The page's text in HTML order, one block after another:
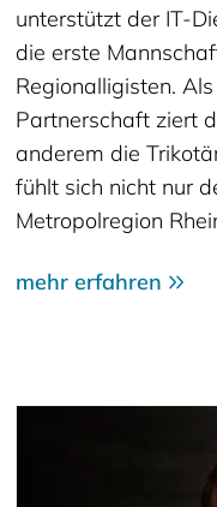
unterstützt der IT-
die erste
Regionalligisten.
Partnerschaft ziert
anderem die
fühlt sich nicht nur
Metropolregion
mehr erfahren